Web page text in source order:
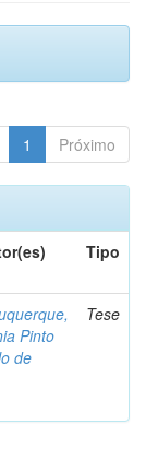
1 Próximo
Tipo
Pinto
de
Tese